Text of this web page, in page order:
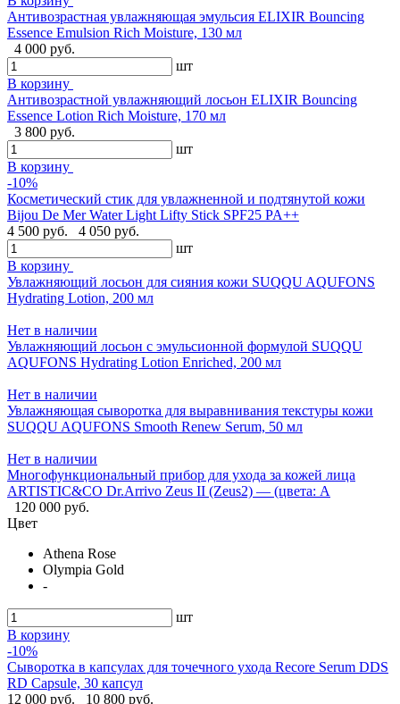
Антивозрастная увлажняющая эмульсия ELIXIR Bouncing
Essence Emulsion Rich Moisture, 130 мл
4 000 руб.
шт
В корзину
Антивозрастной увлажняющий лосьон ELIXIR Bouncing
Essence Lotion Rich Moisture, 170 мл
3 800 руб.
шт
В корзину
-10%
Косметический стик для увлажненной и подтянутой кожи
Bijou De Mer Water Light Lifty Stick SPF25 PA++
4 500 руб.
4 050 руб.
шт
В корзину
Увлажняющий лосьон для сияния кожи SUQQU AQUFONS
Hydrating Lotion, 200 мл
Нет в наличии
Увлажняющий лосьон с эмульсионной формулой SUQQU
AQUFONS Hydrating Lotion Enriched, 200 мл
Нет в наличии
Увлажняющая сыворотка для выравнивания текстуры кожи
SUQQU AQUFONS Smooth Renew Serum, 50 мл
Нет в наличии
Многофункциональный прибор для ухода за кожей лица
ARTISTIC&CO Dr.Arrivo Zeus II (Zeus2) — (цвета: A
120 000 руб.
Цвет
Athena Rose
Olympia Gold
-
шт
В корзину
-10%
Сыворотка в капсулах для точечного ухода Recore Serum DDS
RD Capsule, 30 капсул
12 000 руб.
10 800 руб.